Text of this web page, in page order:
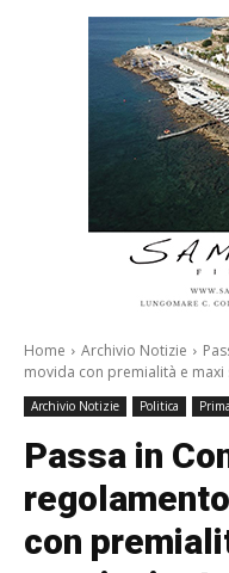
Home Archivio Notizie
movida con premialità e maxi
Archivio Notizie Politica
Passa in
con